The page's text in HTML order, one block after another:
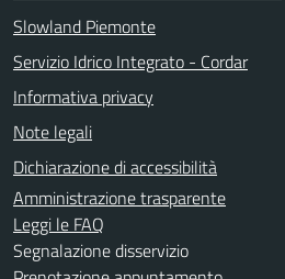
Slowland Piemonte
Servizio Idrico Integrato - Cordar
Informativa privacy
Note legali
Dichiarazione di accessibilità
Amministrazione trasparente
Leggi le FAQ
Segnalazione disservizio